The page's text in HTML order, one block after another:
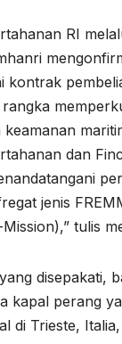
RI
kontrak
rangka
dan
jenis
tulis
disepakati,
kapal perang
di Trieste,